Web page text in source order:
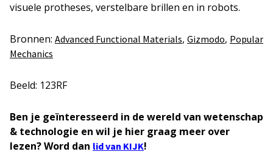
visuele protheses, verstelbare brillen en in robots.
Bronnen: Advanced Functional Materials, Gizmodo, Popular
Mechanics
Beeld: 123RF
Ben je geïnteresseerd in de wereld van wetenschap
& technologie en wil je hier graag meer over
lezen? Word dan lid van KIJK!